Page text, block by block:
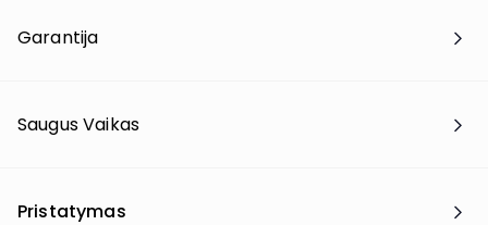
Garantija
Saugus Vaikas
Pristatymas